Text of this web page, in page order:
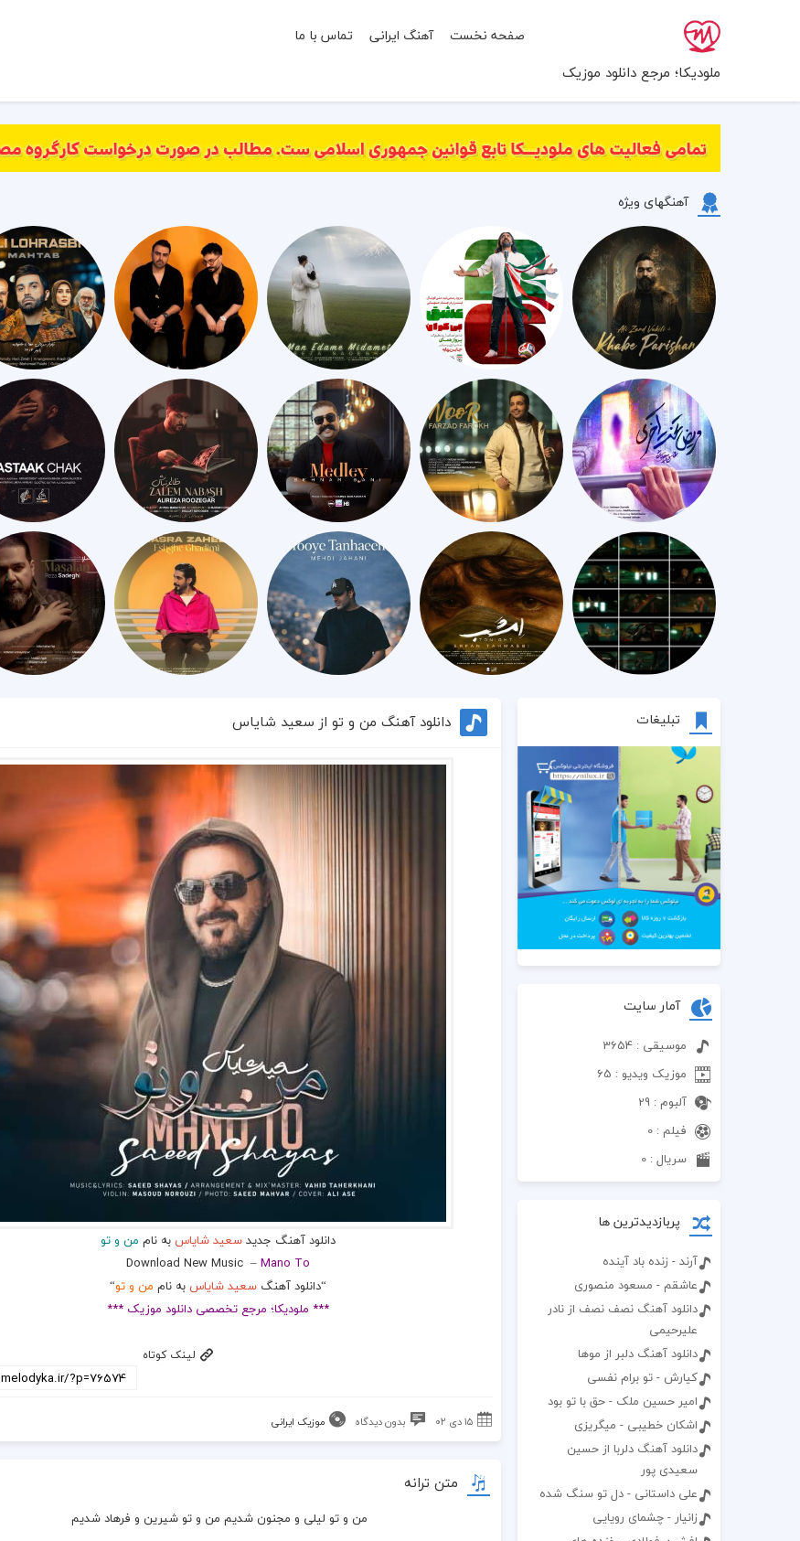
ملودیکا؛ مرجع دانلود موزیک
صفحه نخست آهنگ ایرانی تماس با ما
آهنگهای ویژه
تبلیغات
آمار سایت
موسیقی : 3654
موزیک ویدیو : 65
آلبوم : 29
فیلم : 0
سریال : 0
پربازدیدترین ها
آرند - زنده باد آینده
عاشقم - مسعود منصوری
دانلود آهنگ نصف نصف از نادر
علیرحیمی
دانلود آهنگ دلبر از موها
کیارش - تو برام نفسی
امیر حسین ملک - حق با تو بود
اشکان خطیبی - میگریزی
دانلود آهنگ دلربا از حسین
سعیدی پور
علی داستانی - دل تو سنگ شده
زانیار - چشمای رویایی
دانلود آهنگ من و تو از سعید شایاس
دانلود آهنگ جدیدسعید شایاس به نام من و تو
Download New Music –Mano To
“دانلود آهنگ سعید شایاس به نام من و تو“
*** ملودیکا؛ مرجع تخصصی دانلود موزیک ***
لینک کوتاه
۱۵ دی ۰۲ بدون دیدگاه موزیک ایرانی
متن ترانه
من و تو لیلی و مجنون شدیم من و تو شیرین و فرهاد شدیم